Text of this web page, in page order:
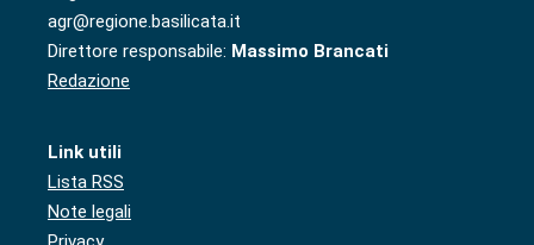
agr@regione.basilicata.it
Direttore responsabile: Massimo Brancati
Redazione
Link utili
Lista RSS
Note legali